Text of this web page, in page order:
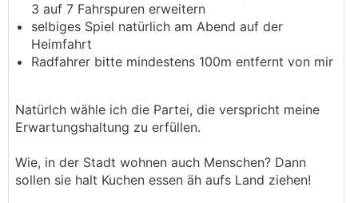
3 auf 7 Fahrspuren erweitern
selbiges Spiel natürlich am Abend auf der
Heimfahrt
Radfahrer bitte mindestens 100m entfernt von mir
Natürlch wähle ich die Partei, die verspricht meine
Erwartungshaltung zu erfüllen.
Wie, in der Stadt wohnen auch Menschen? Dann
sollen sie halt Kuchen essen äh aufs Land ziehen!